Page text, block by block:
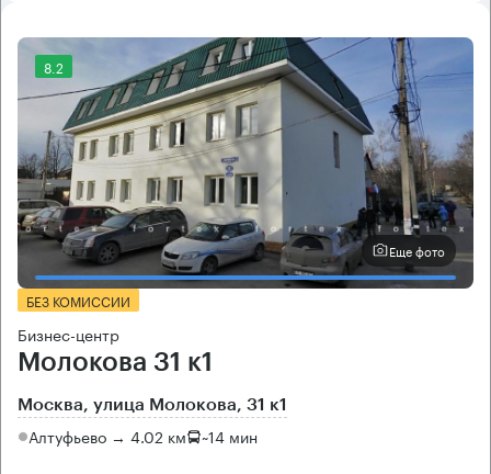
8.2
Еще фото
БЕЗ КОМИССИИ
Бизнес-центр
Молокова 31 к1
Москва, улица Молокова, 31 к1
Алтуфьево → 4.02 км ~14 мин